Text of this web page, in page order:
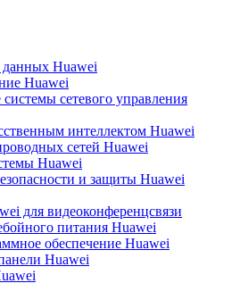
Huawei
Huawei
сетевого управления
интеллектом Huawei
сетей Huawei
Huawei
и защиты Huawei
для видеоконференцсвязи
питания Huawei
обеспечение Huawei
Huawei